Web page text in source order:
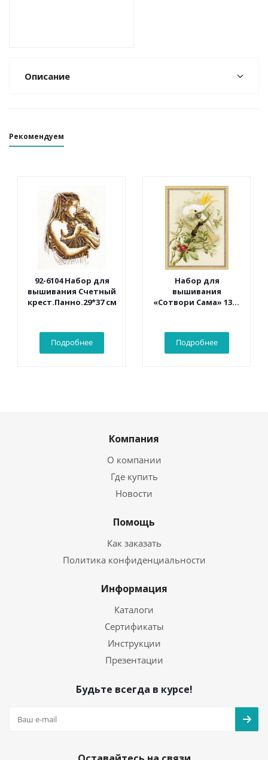
Описание
Рекомендуем
92-6104 Набор для
вышивания Счетный
крест.Панно.29*37 см
Подробнее
Набор для
вышивания
«Сотвори Сама» 1362
Подробнее
Компания
О компании
Где купить
Новости
Помощь
Как заказать
Политика конфиденциальности
Информация
Каталоги
Сертификаты
Инструкции
Презентации
Будьте всегда в курсе!